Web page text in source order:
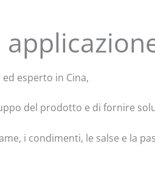
esperto in Cina,
del prodotto e di fornire
i condimenti, le salse e la